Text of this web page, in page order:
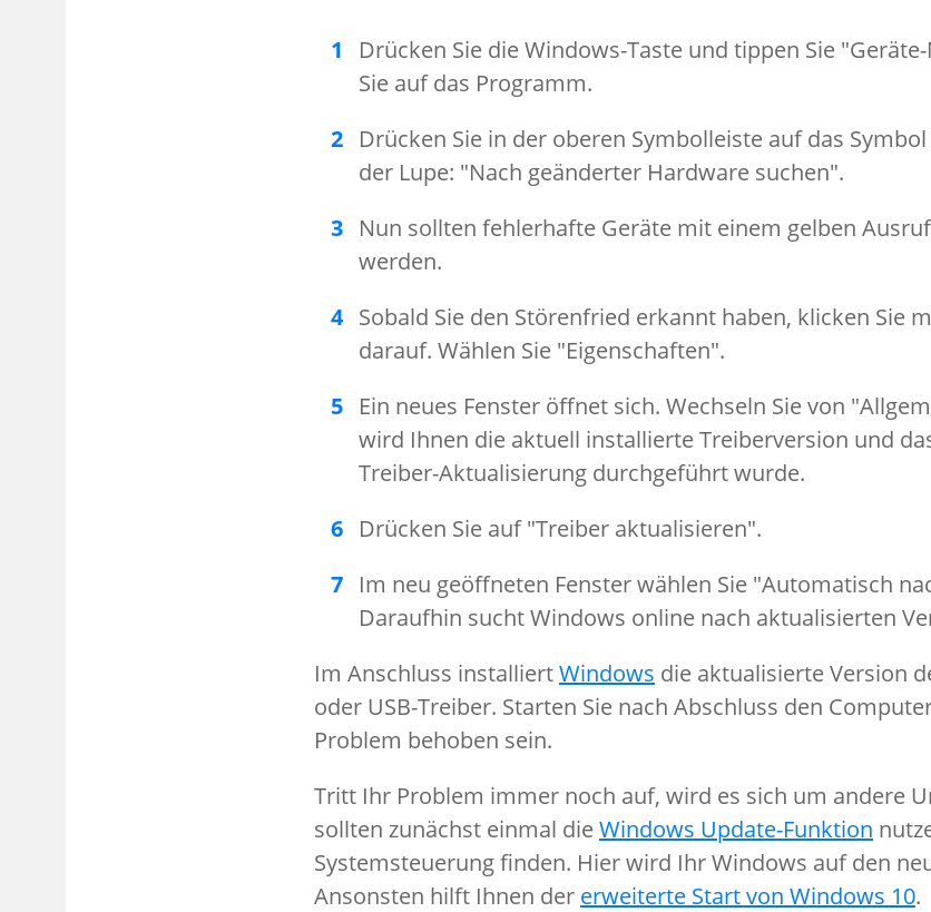
Drücken Sie die Windows-Taste und tippen Sie
Sie auf das Programm.
Drücken Sie in der oberen Symbolleiste auf das
der Lupe: "Nach geänderter Hardware suchen".
Nun sollten fehlerhafte Geräte mit einem gelben
werden.
Sobald Sie den Störenfried erkannt haben, klicken Sie
darauf. Wählen Sie "Eigenschaften".
Ein neues Fenster öffnet sich. Wechseln Sie von
wird Ihnen die aktuell installierte Treiberversion und
Treiber-Aktualisierung durchgeführt wurde.
Drücken Sie auf "Treiber aktualisieren".
Im neu geöffneten Fenster wählen Sie "Automatisch
Daraufhin sucht Windows online nach aktualisierten
Im Anschluss installiertWindows die aktualisierte Version
oder USB-Treiber. Starten Sie nach Abschluss den
Problem behoben sein.
Tritt Ihr Problem immer noch auf, wird es sich um andere
sollten zunächst einmal dieWindows Update-Funktion
Systemsteuerung finden. Hier wird Ihr Windows auf den
Ansonsten hilft Ihnen der erweiterte Start von Windows 10.